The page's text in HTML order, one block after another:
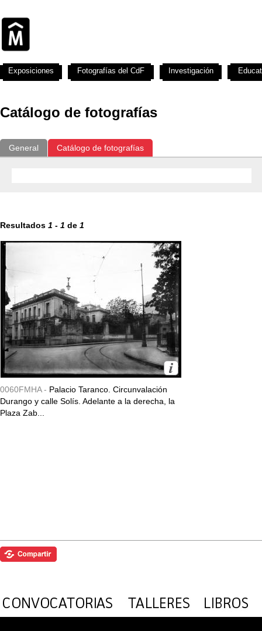
Catálogo de fotografías
General Catálogo de fotografías
Resultados 1 - 1 de 1
0060FMHA - Palacio Taranco. Circunvalación
Durango y calle Solís. Adelante a la derecha, la
Plaza Zab...
Exposiciones Fotografías del CdF Investigación